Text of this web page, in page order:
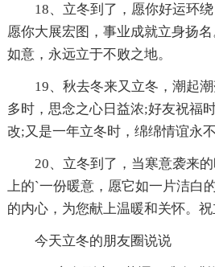
18、立冬到了，愿你好运环
愿你大展宏图，事业成就立身扬
如意，永远立于不败之地。
19、秋去冬来又立冬，潮起
多时，思念之心日益浓;好友祝福
改;又是一年立冬时，绵绵情谊永
20、立冬到了，当寒意袭来
上的`一份暖意，愿它如一片洁白
的内心，为您献上温暖和关怀。
今天立冬的朋友圈说说